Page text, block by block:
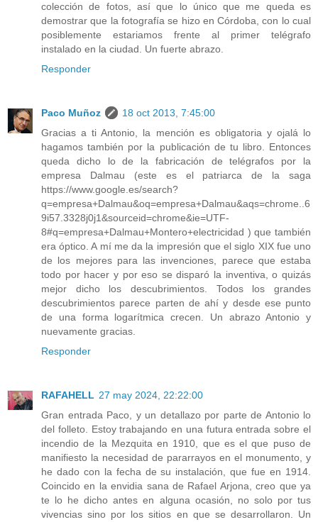
colección de fotos, así que lo único que me queda es
demostrar que la fotografía se hizo en Córdoba, con lo cual
posiblemente estariamos frente al primer telégrafo
instalado en la ciudad. Un fuerte abrazo.
Responder
Paco Muñoz
18 oct 2013, 7:45:00
Gracias a ti Antonio, la mención es obligatoria y ojalá lo
hagamos también por la publicación de tu libro. Entonces
queda dicho lo de la fabricación de telégrafos por la
empresa Dalmau (este es el patriarca de la saga
https://www.google.es/search?
q=empresa+Dalmau&oq=empresa+Dalmau&aqs=chrome..6
9i57.3328j0j1&sourceid=chrome&ie=UTF-
8#q=empresa+Dalmau+Montero+electricidad ) que también
era óptico. A mí me da la impresión que el siglo XIX fue uno
de los mejores para las invenciones, parece que estaba
todo por hacer y por eso se disparó la inventiva, o quizás
mejor dicho los descubrimientos. Todos los grandes
descubrimientos parece parten de ahí y desde ese punto
de una forma logarítmica crecen. Un abrazo Antonio y
nuevamente gracias.
Responder
RAFAHELL 27 may 2024, 22:22:00
Gran entrada Paco, y un detallazo por parte de Antonio lo
del folleto. Estoy trabajando en una futura entrada sobre el
incendio de la Mezquita en 1910, que es el que puso de
manifiesto la necesidad de pararrayos en el monumento, y
he dado con la fecha de su instalación, que fue en 1914.
Coincido en la envidia sana de Rafael Arjona, creo que ya
te lo he dicho antes en alguna ocasión, no solo por tus
vivencias sino por los sitios en que se desarrollaron. Un